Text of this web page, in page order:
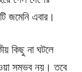
জমেনি এবার।
কিছু না ঘটলে
সম্ভব নয়। তবে